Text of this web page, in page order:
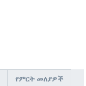
የምርት መለያዎች